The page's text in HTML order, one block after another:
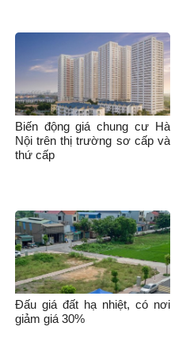
Biến động giá chung cư Hà
Nội trên thị trường sơ cấp và
thứ cấp
Đấu giá đất hạ nhiệt, có nơi
giảm giá 30%